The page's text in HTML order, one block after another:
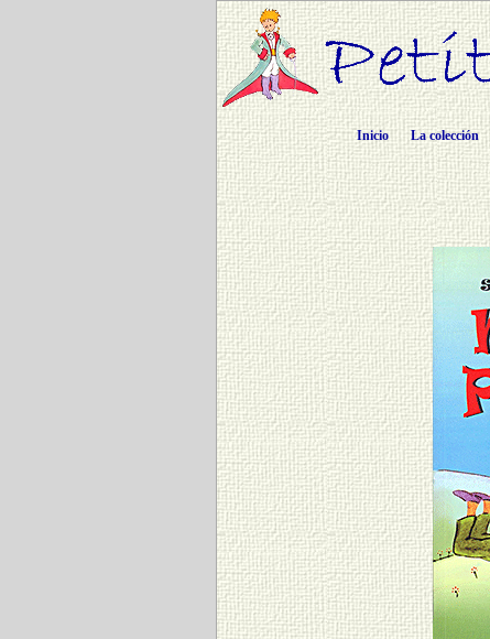
Inicio La colección